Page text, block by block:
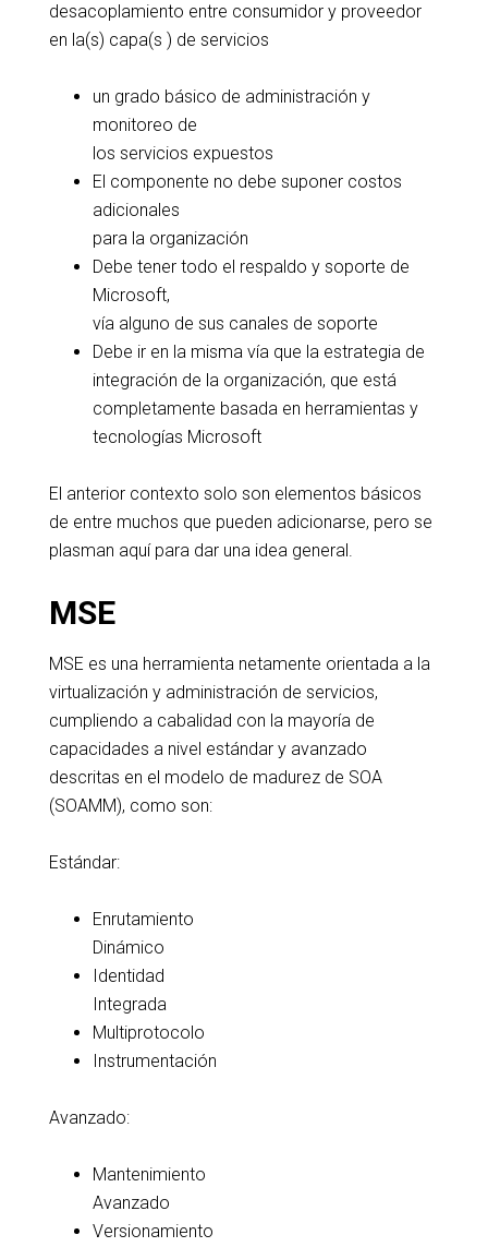
desacoplamiento entre consumidor y proveedor
en la(s) capa(s ) de servicios
un grado básico de administración y
monitoreo de
los servicios expuestos
El componente no debe suponer costos
adicionales
para la organización
Debe tener todo el respaldo y soporte de
Microsoft,
vía alguno de sus canales de soporte
Debe ir en la misma vía que la estrategia de
integración de la organización, que está
completamente basada en herramientas y
tecnologías Microsoft
El anterior contexto solo son elementos básicos
de entre muchos que pueden adicionarse, pero se
plasman aquí para dar una idea general.
MSE
MSE es una herramienta netamente orientada a la
virtualización y administración de servicios,
cumpliendo a cabalidad con la mayoría de
capacidades a nivel estándar y avanzado
descritas en el modelo de madurez de SOA
(SOAMM), como son:
Estándar:
Enrutamiento
Dinámico
Identidad
Integrada
Multiprotocolo
Instrumentación
Avanzado:
Mantenimiento
Avanzado
Versionamiento